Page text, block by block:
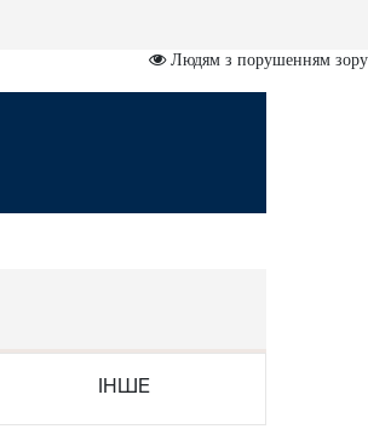
Людям з порушенням зору
ІНШЕ